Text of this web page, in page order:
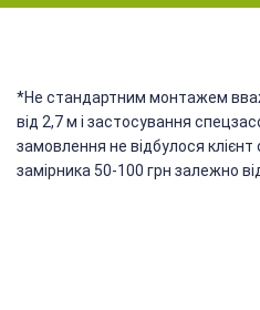
*Не стандартним монтажем
від 2,7 м і застосування
замовлення не відбулося
замірника 50-100 грн залежно